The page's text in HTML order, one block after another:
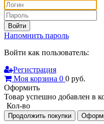
Войти
Напомнить пароль
Войти как пользователь:
Регистрация
Моя корзина 0 0 руб.
Оформить
Товар успешно добавлен в
Кол-во
Продолжить покупки